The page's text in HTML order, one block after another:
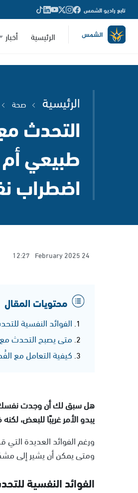
تابع راديو الشمس
الرئيسية أخبار
الرئيسية صحة
التحدث
طبيعي
اضطراب
24 February 2025
12:27
محتويات المقال
الفوائد النفسية
متى يصبح التحدث مع
كيفية التعامل مع
هل سبق لك أن وجدت نفسك
يبدو الأمر غريبًا للبعض،
ورغم الفوائد العديدة
ومتى يمكن أن يشير إلى
الفوائد النفسية